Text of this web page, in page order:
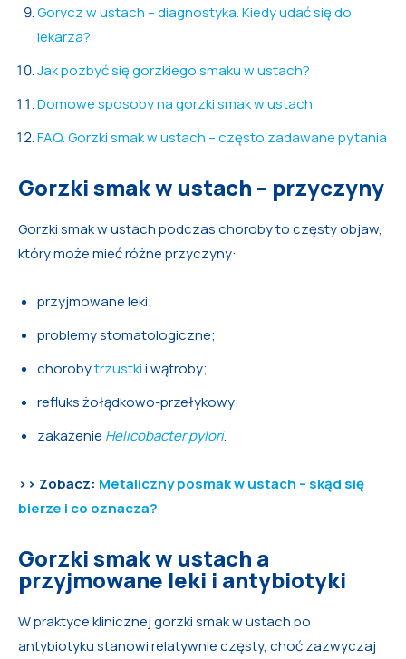
Gorycz w ustach – diagnostyka. Kiedy udać się do
lekarza?
Jak pozbyć się gorzkiego smaku w ustach?
Domowe sposoby na gorzki smak w ustach
FAQ. Gorzki smak w ustach – często zadawane pytania
Gorzki smak w ustach – przyczyny
Gorzki smak w ustach podczas choroby to częsty objaw,
który może mieć różne przyczyny:
przyjmowane leki;
problemy stomatologiczne;
chorobytrzustkii wątroby;
refluks żołądkowo-przełykowy;
zakażenie Helicobacter pylori.
>> Zobacz: Metaliczny posmak w ustach – skąd się
bierze i co oznacza?
Gorzki smak w ustach a
przyjmowane leki i antybiotyki
W praktyce klinicznej gorzki smak w ustach po
antybiotyku stanowi relatywnie częsty, choć zazwyczaj